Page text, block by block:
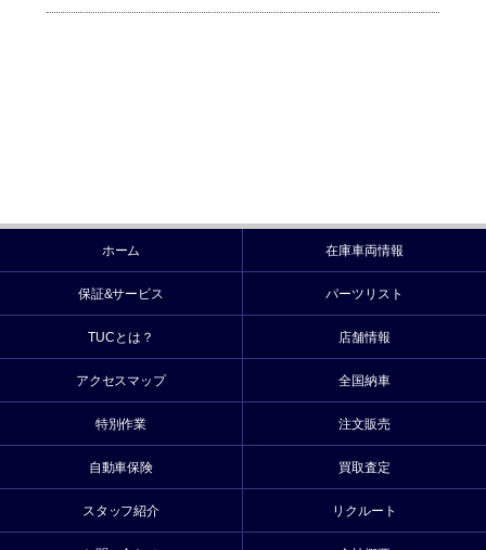
ホーム 在庫車両情報
保証&サービス パーツリスト
TUCとは？ 店舗情報
アクセスマップ 全国納車
特別作業 注文販売
自動車保険 買取査定
スタッフ紹介 リクルート